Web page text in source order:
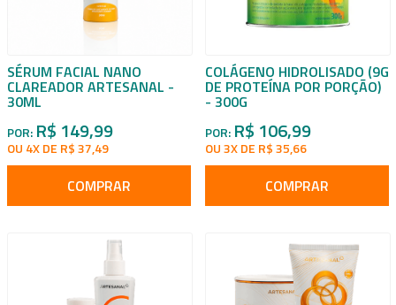
SÉRUM FACIAL NANO
CLAREADOR ARTESANAL -
30ML
POR: R$ 149,99
OU 4X DE R$ 37,49
COMPRAR
COLÁGENO HIDROLISADO (9G
DE PROTEÍNA POR PORÇÃO)
- 300G
POR: R$ 106,99
OU 3X DE R$ 35,66
COMPRAR